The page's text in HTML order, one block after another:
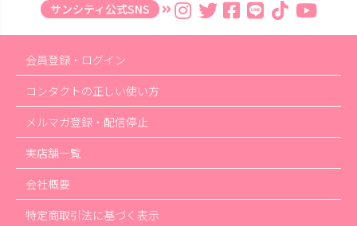
サンシティ公式SNS
会員登録・ログイン
コンタクトの正しい使い方
メルマガ登録・配信停止
実店舗一覧
会社概要
特定商取引法に基づく表示